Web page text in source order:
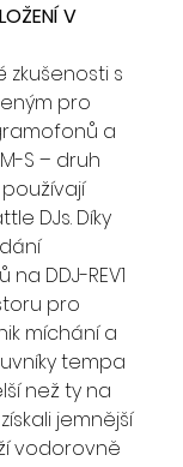
V
zkušenosti s
pro
a
S – druh
DJs. Díky
DDJ-REV1
pro
míchání a
tempa
než ty na
jemnější
vodorovně